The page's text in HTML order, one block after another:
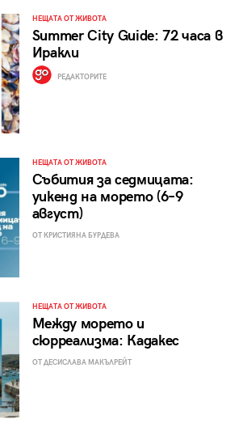
НЕЩАТА ОТ ЖИВОТА
Summer City Guide: 72 часа в
Иракли
РЕДАКТОРИТЕ
НЕЩАТА ОТ ЖИВОТА
Събития за седмицата:
уикенд на морето (6–9
август)
ОТ КРИСТИЯНА БУРДЕВА
НЕЩАТА ОТ ЖИВОТА
Между морето и
сюрреализма: Кадакес
ОТ ДЕСИСЛАВА МАКЪЛРЕЙТ